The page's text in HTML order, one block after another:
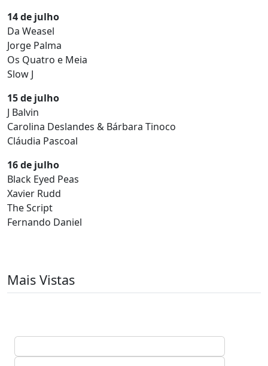
14 de julho
Da Weasel
Jorge Palma
Os Quatro e Meia
Slow J
15 de julho
J Balvin
Carolina Deslandes & Bárbara Tinoco
Cláudia Pascoal
16 de julho
Black Eyed Peas
Xavier Rudd
The Script
Fernando Daniel
Mais Vistas